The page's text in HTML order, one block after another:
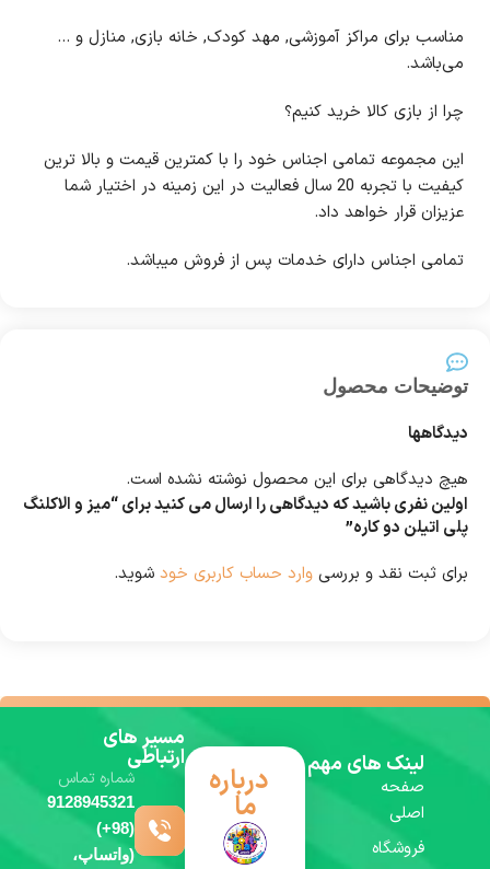
مناسب برای مراکز آموزشی, مهد کودک, خانه بازی, منازل و …
می‌باشد.
چرا از بازی کالا خرید کنیم؟
این مجموعه تمامی اجناس خود را با کمترین قیمت و بالا ترین
کیفیت با تجربه 20 سال فعالیت در این زمینه در اختیار شما
عزیزان قرار خواهد داد.
تمامی اجناس دارای خدمات پس از فروش می‍باشد.
توضیحات محصول
دیدگاهها
هیچ دیدگاهی برای این محصول نوشته نشده است.
اولین نفری باشید که دیدگاهی را ارسال می کنید برای “میز و الاکلنگ
پلی اتیلن دو کاره”
برای ثبت نقد و بررسی وارد حساب کاربری خود شوید.
لینک های مهم
صفحه
اصلی
فروشگاه
درباره
ما
مسیر های
ارتباطی
شماره تماس
9128945321
(98+)
(واتساپ،